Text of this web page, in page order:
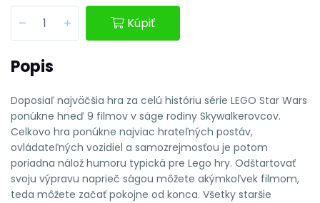
Kúpiť
Popis
Doposiaľ najväčšia hra za celú históriu série LEGO Star Wars
ponúkne hneď 9 filmov v ságe rodiny Skywalkerovcov.
Celkovo hra ponúkne najviac hrateľných postáv,
ovládateľných vozidiel a samozrejmosťou je potom
poriadna nálož humoru typická pre Lego hry. Odštartovať
svoju výpravu naprieč ságou môžete akýmkoľvek filmom,
teda môžete začať pokojne od konca. Všetky staršie